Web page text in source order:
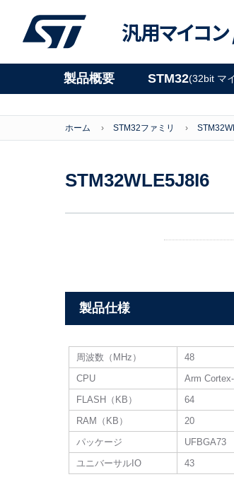
汎用マイコ
製品概要 STM32(32bit マ
ホーム STM32ファミリ
STM32WLE5J8I6
製品仕様
周波数（MHz）
48
CPU
Arm
FLASH（KB）
64
RAM（KB）
20
パッケージ
UFBGA73
ユニバーサルIO
43